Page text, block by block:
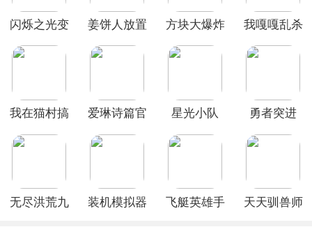
闪烁之光变
姜饼人放置
(CookieRun:
方块大爆炸 我嘎嘎乱杀
我在猫村搞
爱琳诗篇官
星光小队 勇者突进
无尽洪荒九
装机模拟器
飞艇英雄手
天天驯兽师